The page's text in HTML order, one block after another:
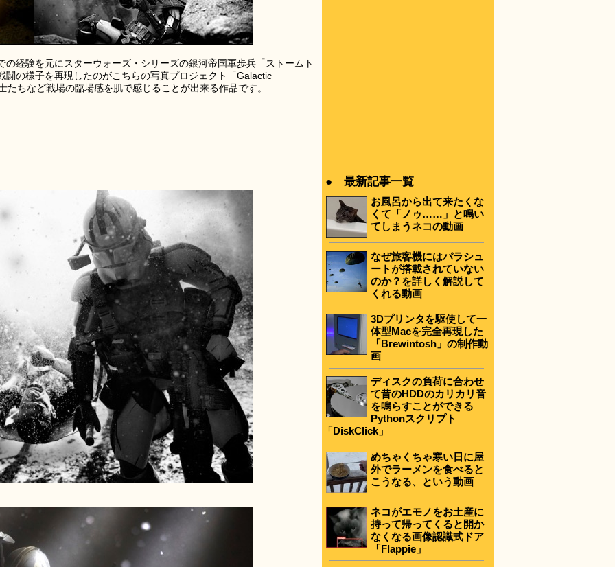
経験を元にスターウォーズ・シリーズの銀河帝国軍歩兵「ストームト
の様子を再現したのがこちらの写真プロジェクト「Galactic
ちなど戦場の臨場感を肌で感じることが出来る作品です。
● 最新記事一覧
お風呂から出て来たくな
くて「ノゥ……」と鳴い
てしまうネコの動画
なぜ旅客機にはパラシュ
ートが搭載されていない
のか？を詳しく解説して
くれる動画
3Dプリンタを駆使して一
体型Macを完全再現した
「Brewintosh」の制作動
画
ディスクの負荷に合わせ
て昔のHDDのカリカリ音
を鳴らすことができる
Pythonスクリプト
「DiskClick」
めちゃくちゃ寒い日に屋
外でラーメンを食べると
こうなる、という動画
ネコがエモノをお土産に
持って帰ってくると開か
なくなる画像認識式ドア
「Flappie」